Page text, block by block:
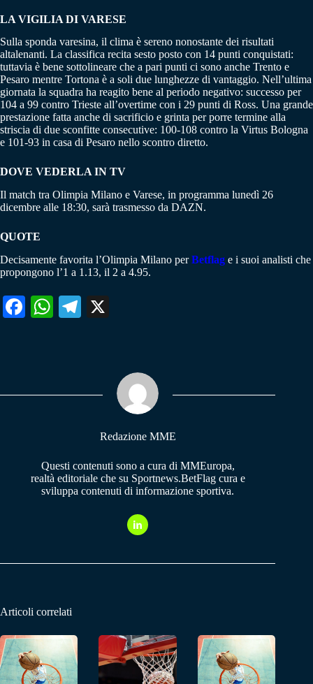
LA VIGILIA DI VARESE
Sulla sponda varesina, il clima è sereno nonostante dei risultati
altalenanti. La classifica recita sesto posto con 14 punti conquistati:
tuttavia è bene sottolineare che a pari punti ci sono anche Trento e
Pesaro mentre Tortona è a soli due lunghezze di vantaggio. Nell’ultima
giornata la squadra ha reagito bene al periodo negativo: successo per
104 a 99 contro Trieste all’overtime con i 29 punti di Ross. Una grande
prestazione fatta anche di sacrificio e grinta per porre termine alla
striscia di due sconfitte consecutive: 100-108 contro la Virtus Bologna
e 101-93 in casa di Pesaro nello scontro diretto.
DOVE VEDERLA IN TV
Il match tra Olimpia Milano e Varese, in programma lunedì 26
dicembre alle 18:30, sarà trasmesso da DAZN.
QUOTE
Decisamente favorita l’Olimpia Milano perBetflag e i suoi analisti che
propongono l’1 a 1.13, il 2 a 4.95.
Fa W
pp
Te
m
Redazione MME
Questi contenuti sono a cura di MMEuropa,
realtà editoriale che su Sportnews.BetFlag cura e
sviluppa contenuti di informazione sportiva.
Articoli correlati